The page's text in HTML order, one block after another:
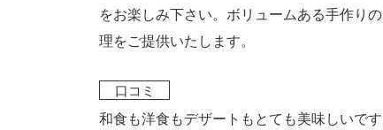
をお楽しみ下さい。ボリュームある手作り
理をご提供いたします。
口コミ
和食も洋食もデザートもとても美味しいです